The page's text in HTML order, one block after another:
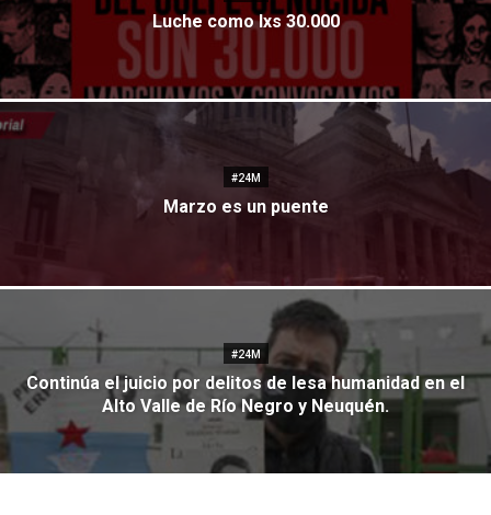
Luche como lxs 30.000
#24M
Marzo es un puente
#24M
Continúa el juicio por delitos de lesa humanidad en el
Alto Valle de Río Negro y Neuquén.